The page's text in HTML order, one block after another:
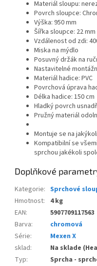
Materiál sloupu:
Povrch sloupce:
Výška: 950 mm
Šířka sloupce: 22 mm
Vzdálenost od zdi:
Miska na mýdlo
Posuvný držák na
Nastavitelné
Materiál hadice: PVC
Povrchová úprava
Délka hadice: 150 cm
Hladký povrch
Pružný materiál
Montuje se na
Kompatibilní se
sprchou jakékoli
Doplňkové
Kategorie: Sprchové
Hmotnost:
4 kg
EAN:
5907709117563
Barva:
chromová
Série:
Mexen X
sklad:
Na sklade
Typ:
Sprcha -